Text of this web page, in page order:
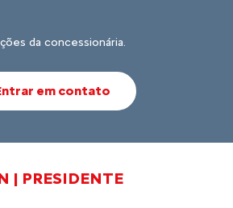
da concessionária.
em contato
| PRESIDENTE